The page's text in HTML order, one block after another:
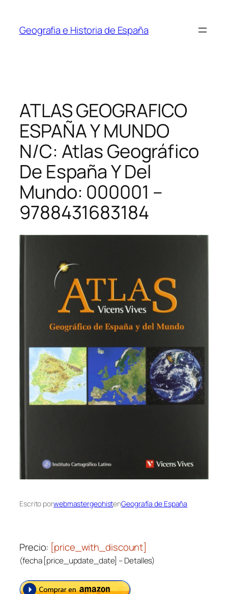
contenido
Geografia e Historia de España
ATLAS GEOGRAFICO
ESPAÑA Y MUNDO
N/C: Atlas Geográfico
De España Y Del
Mundo: 000001 –
9788431683184
Escrito porwebmastergeohistenGeografía de España
Precio: [price_with_discount]
(fecha [price_update_date] –Detalles)